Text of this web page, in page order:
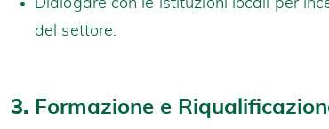
Dialogare con le istituzioni locali per
del settore.
3. Formazione e